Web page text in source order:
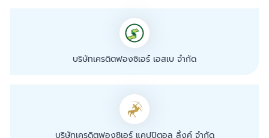
บริษัทเครดิตฟองซิเอร์ เอสเบ จำกัด
บริษัทเครดิตฟองซิเอร์ แคปปิตอล ลิ้งค์ จำกัด